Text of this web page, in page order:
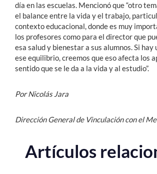
día en las escuelas. Mencionó que “otro
el balance entre la vida y el trabajo,
contexto educacional, donde es muy
los profesores como para el director que
esa salud y bienestar a sus alumnos. Si hay
ese equilibrio, creemos que eso afecta los
sentido que se le da a la vida y al estudio”.
Por Nicolás Jara
Dirección General de Vinculación con el
Artículos